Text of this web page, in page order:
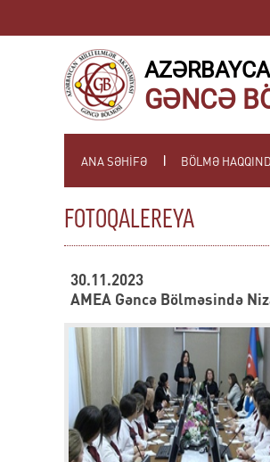
GƏNCƏ
ANA SƏHİFƏ BÖLMƏ
FOTOQALEREYA
30.11.2023
AMEA Gəncə Bölməsində